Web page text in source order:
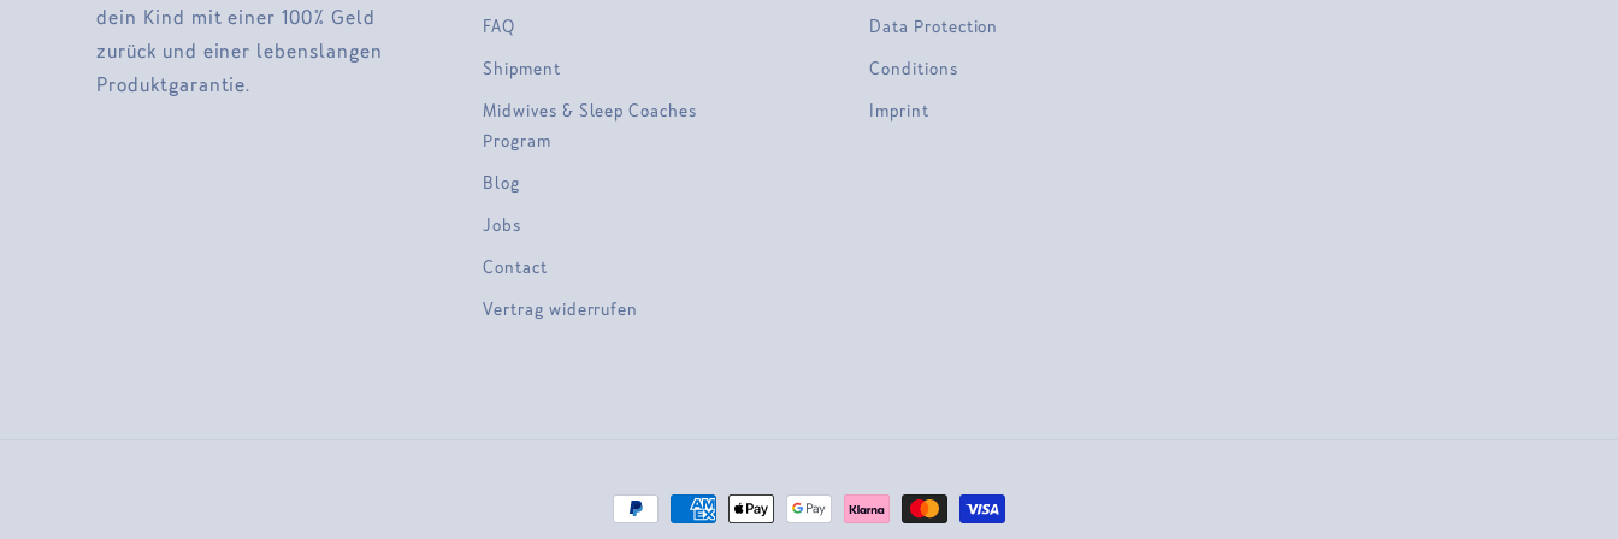
dein Kind mit einer 100% Geld
zurück und einer lebenslangen
Produktgarantie.
FAQ
Shipment
Midwives & Sleep Coaches
Program
Blog
Jobs
Contact
Vertrag widerrufen
Data Protection
Conditions
Imprint
Payment